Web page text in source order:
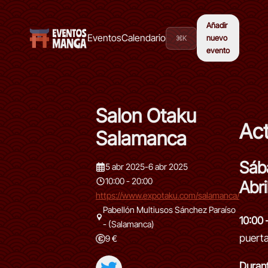
EventosCalendario ⌘K
Añadir
nuevo
evento
Salon Otaku
Salamanca
5 abr 2025-6 abr 2025
10:00 - 20:00
https://www.expotaku.com/salamanca/
Pabellón Multiusos Sánchez Paraíso
- (Salamanca)
9 €
10:00